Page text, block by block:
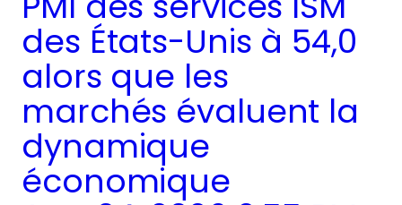
des États-Unis à 54,0
alors que les
marchés évaluent la
dynamique
économique